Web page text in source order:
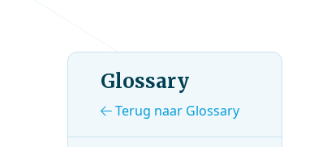
Glossary
Terug naar Glossary